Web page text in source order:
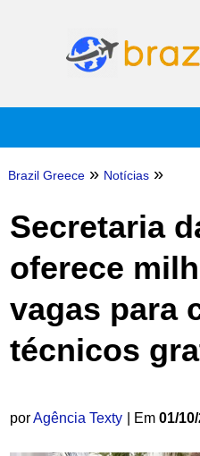
Brazil Greece » Notícias »
Secretaria
oferece
vagas para
técnicos
porAgência Texty | Em 01/